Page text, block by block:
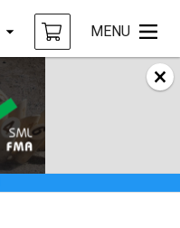
MENU